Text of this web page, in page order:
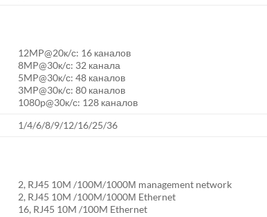
12MP@20к/с: 16 каналов
8MP@30к/с: 32 канала
5MP@30к/с: 48 каналов
3MP@30к/с: 80 каналов
1080p@30к/с: 128 каналов
1/4/6/8/9/12/16/25/36
2, RJ45 10M /100M/1000М management network
2, RJ45 10M /100M/1000М Ethernet
16, RJ45 10M /100M Ethernet